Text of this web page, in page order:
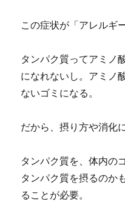
この症状が「アレルギ
タンパク質ってアミノ
になれないし。アミノ
ないゴミになる。
だから、摂り方や消化
タンパク質を、体内の
タンパク質を摂るのか
ることが必要。